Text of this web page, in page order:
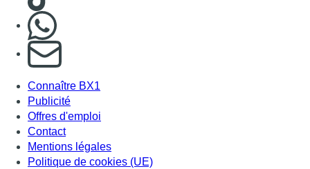
S'abonner à notre newsletter
Connaître BX1
Publicité
Offres d'emploi
Contact
Mentions légales
Politique de cookies (UE)